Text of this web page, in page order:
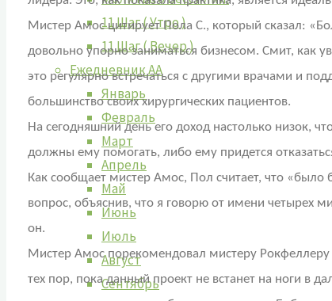
11 Шаг ( Утро )
11 Шаг ( Вечер )
Ежедневник АА
Январь
Февраль
Март
Апрель
Май
Июнь
Июль
Август
Сентябрь
Мистер Амос цитирует Пола С., который сказал:
довольно упорно заниматься бизнесом. Смит, как
это регулярно встречаться с другими врачами и
большинство своих хирургических пациентов.
На сегодняшний день его доход настолько низок,
должны ему помогать, либо ему придется
Как сообщает мистер Амос, Пол считает, что «было
вопрос, объяснив, что я говорю от имени четырех
он.
Мистер Амос порекомендовал мистеру
тех пор, пока данный проект не встанет на ноги в